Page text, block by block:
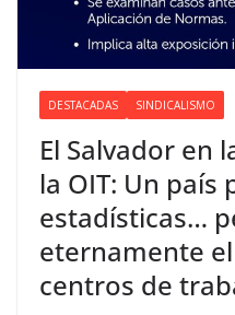
DESTACADAS SINDICALISMO
El Salvador en
la OIT: Un
estadísticas…
eternamente
centros de